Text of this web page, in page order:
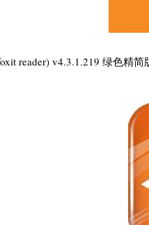
reader) v4.3.1.219 绿色